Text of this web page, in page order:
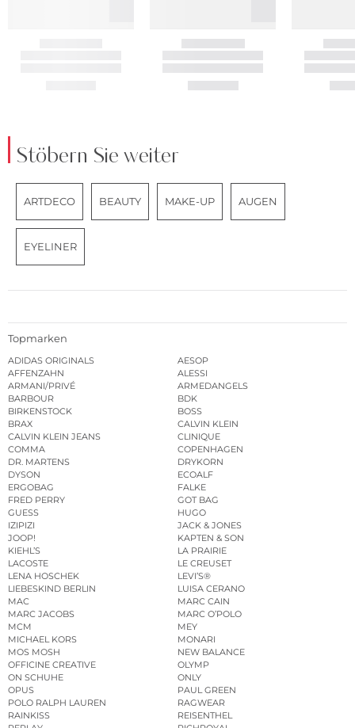
Stöbern Sie weiter
ARTDECO BEAUTY MAKE-UP AUGEN
EYELINER
Topmarken
ADIDAS ORIGINALS
AESOP
AFFENZAHN
ALESSI
ARMANI/PRIVÉ
ARMEDANGELS
BARBOUR
BDK
BIRKENSTOCK
BOSS
BRAX
CALVIN KLEIN
CALVIN KLEIN JEANS
CLINIQUE
COMMA
COPENHAGEN
DR. MARTENS
DRYKORN
DYSON
ECOALF
ERGOBAG
FALKE
FRED PERRY
GOT BAG
GUESS
HUGO
IZIPIZI
JACK & JONES
JOOP!
KAPTEN & SON
KIEHL’S
LA PRAIRIE
LACOSTE
LE CREUSET
LENA HOSCHEK
LEVI’S®
LIEBESKIND BERLIN
LUISA CERANO
MAC
MARC CAIN
MARC JACOBS
MARC O’POLO
MCM
MEY
MICHAEL KORS
MONARI
MOS MOSH
NEW BALANCE
OFFICINE CREATIVE
OLYMP
ON SCHUHE
ONLY
OPUS
PAUL GREEN
POLO RALPH LAUREN
RAGWEAR
RAINKISS
REISENTHEL